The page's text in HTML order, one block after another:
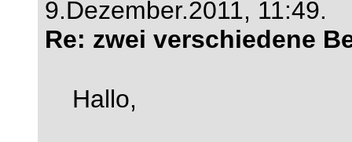
9.Dezember.2011, 11:49.
Re: zwei verschiedene
Hallo,